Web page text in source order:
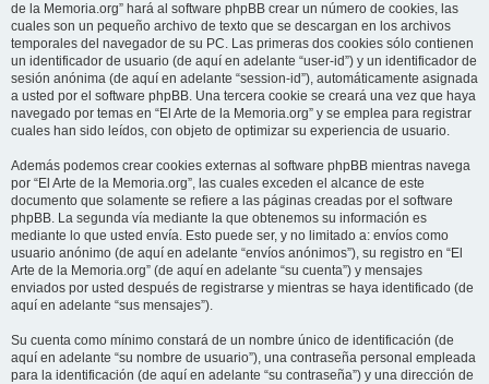
de la Memoria.org” hará al software phpBB crear un número de cookies, las
cuales son un pequeño archivo de texto que se descargan en los archivos
temporales del navegador de su PC. Las primeras dos cookies sólo contienen
un identificador de usuario (de aquí en adelante “user-id”) y un identificador de
sesión anónima (de aquí en adelante “session-id”), automáticamente asignada
a usted por el software phpBB. Una tercera cookie se creará una vez que haya
navegado por temas en “El Arte de la Memoria.org” y se emplea para registrar
cuales han sido leídos, con objeto de optimizar su experiencia de usuario.
Además podemos crear cookies externas al software phpBB mientras navega
por “El Arte de la Memoria.org”, las cuales exceden el alcance de este
documento que solamente se refiere a las páginas creadas por el software
phpBB. La segunda vía mediante la que obtenemos su información es
mediante lo que usted envía. Esto puede ser, y no limitado a: envíos como
usuario anónimo (de aquí en adelante “envíos anónimos”), su registro en “El
Arte de la Memoria.org” (de aquí en adelante “su cuenta”) y mensajes
enviados por usted después de registrarse y mientras se haya identificado (de
aquí en adelante “sus mensajes”).
Su cuenta como mínimo constará de un nombre único de identificación (de
aquí en adelante “su nombre de usuario”), una contraseña personal empleada
para la identificación (de aquí en adelante “su contraseña”) y una dirección de